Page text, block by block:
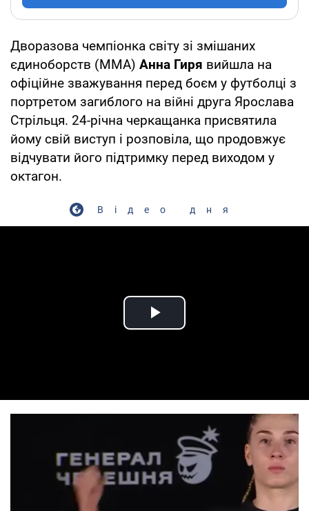
Дворазова чемпіонка світу зі змішаних
єдиноборств (ММА) Анна Гиря вийшла на
офіційне зважування перед боєм у футболці з
портретом загиблого на війні друга Ярослава
Стрільця. 24-річна черкащанка присвятила
йому свій виступ і розповіла, що продовжує
відчувати його підтримку перед виходом у
октагон.
Відео дня
Play Video